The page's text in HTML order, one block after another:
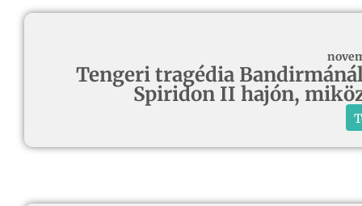
Tengeri tragédia
Spiridon II hajón,